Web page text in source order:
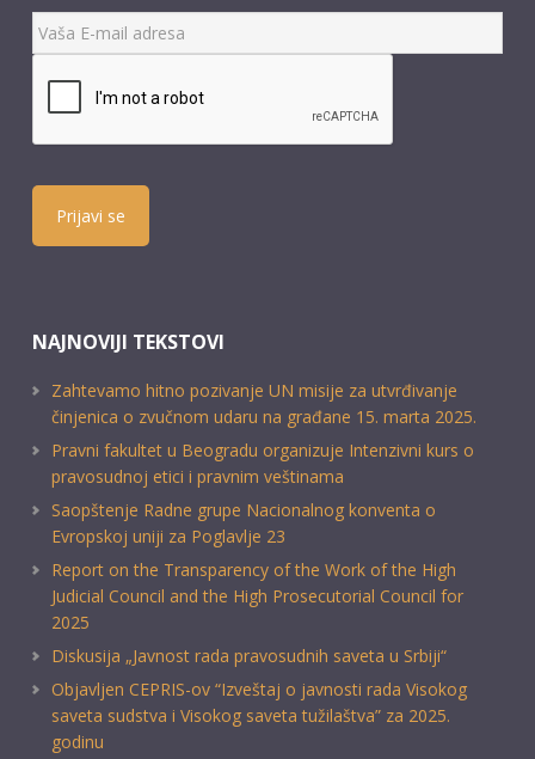
Prijavi se
NAJNOVIJI TEKSTOVI
Zahtevamo hitno pozivanje UN misije za utvrđivanje
činjenica o zvučnom udaru na građane 15. marta 2025.
Pravni fakultet u Beogradu organizuje Intenzivni kurs o
pravosudnoj etici i pravnim veštinama
Saopštenje Radne grupe Nacionalnog konventa o
Evropskoj uniji za Poglavlje 23
Report on the Transparency of the Work of the High
Judicial Council and the High Prosecutorial Council for
2025
Diskusija „Javnost rada pravosudnih saveta u Srbiji“
Objavljen CEPRIS-ov “Izveštaj o javnosti rada Visokog
saveta sudstva i Visokog saveta tužilaštva” za 2025.
godinu